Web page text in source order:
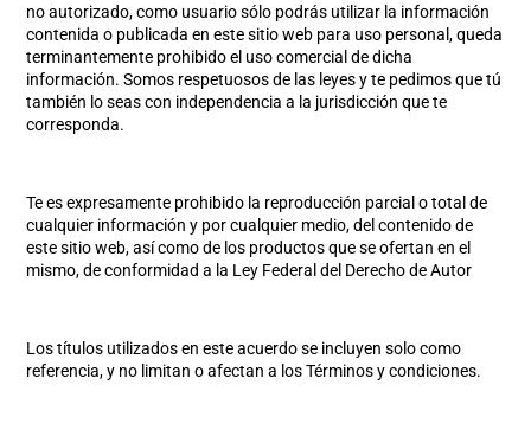
no autorizado, como usuario sólo podrás utilizar la información
contenida o publicada en este sitio web para uso personal, queda
terminantemente prohibido el uso comercial de dicha
información. Somos respetuosos de las leyes y te pedimos que tú
también lo seas con independencia a la jurisdicción que te
corresponda.
Te es expresamente prohibido la reproducción parcial o total de
cualquier información y por cualquier medio, del contenido de
este sitio web, así como de los productos que se ofertan en el
mismo, de conformidad a la Ley Federal del Derecho de Autor
Los títulos utilizados en este acuerdo se incluyen solo como
referencia, y no limitan o afectan a los Términos y condiciones.